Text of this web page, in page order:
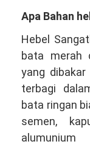
Apa Bahan
Hebel
bata merah
yang
terbagi
bata ringan
semen,